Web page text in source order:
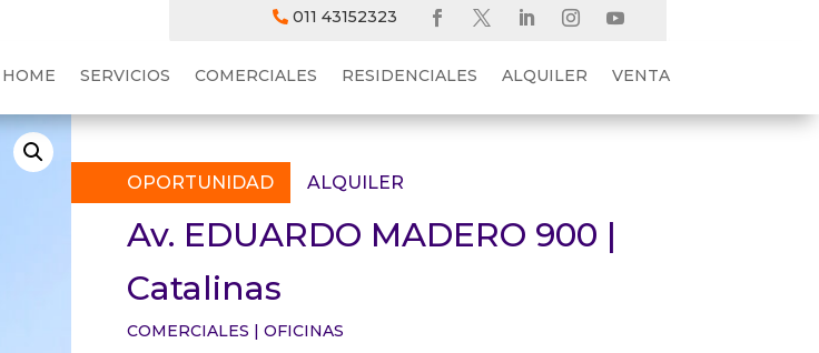
011 43152323
HOME SERVICIOS COMERCIALES RESIDENCIALES ALQUILER VENTA
OPORTUNIDAD ALQUILER
Av. EDUARDO MADERO 900 |
Catalinas
COMERCIALES | OFICINAS